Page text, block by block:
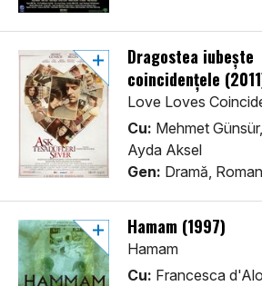
Dragostea iubește
coincidențele
Love Loves
Cu: Mehmet
Ayda Aksel
Gen: Dramă,
Hamam (1997)
Hamam
Cu: Francesca